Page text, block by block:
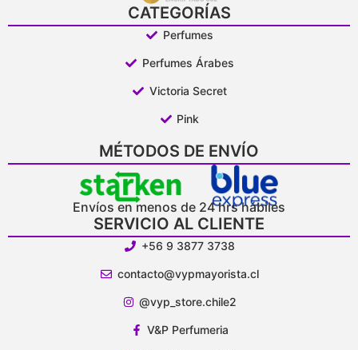
CATEGORÍAS
Perfumes
Perfumes Árabes
Victoria Secret
Pink
MÉTODOS DE ENVÍO
Envíos en menos de 24 hrs hábiles
SERVICIO AL CLIENTE
+56 9 3877 3738
contacto@vypmayorista.cl
@vyp_store.chile2
V&P Perfumeria